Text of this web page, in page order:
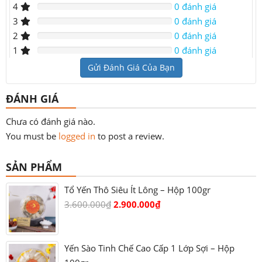
4
0 đánh giá
3
0 đánh giá
2
0 đánh giá
1
0 đánh giá
Gửi Đánh Giá Của Bạn
ĐÁNH GIÁ
Chưa có đánh giá nào.
You must be logged in to post a review.
SẢN PHẨM
Tổ Yến Thô Siêu Ít Lông – Hộp 100gr
3.600.000₫ 2.900.000₫
Yến Sào Tinh Chế Cao Cấp 1 Lớp Sợi – Hộp